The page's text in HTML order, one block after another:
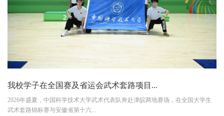
我校学子在全国赛及省运会武术套路项目...
2026年盛夏，中国科学技术大学武术代表队奔赴津皖两地赛场，在全国大学生
武术套路锦标赛与安徽省第十六...